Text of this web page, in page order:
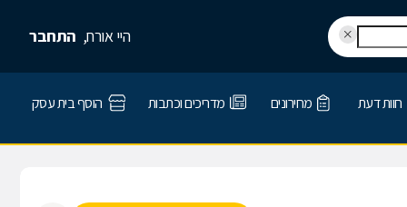
היי אורח, התחבר
חוות דעת מחירונים מדריכים וכתבות הוסף בית עסק